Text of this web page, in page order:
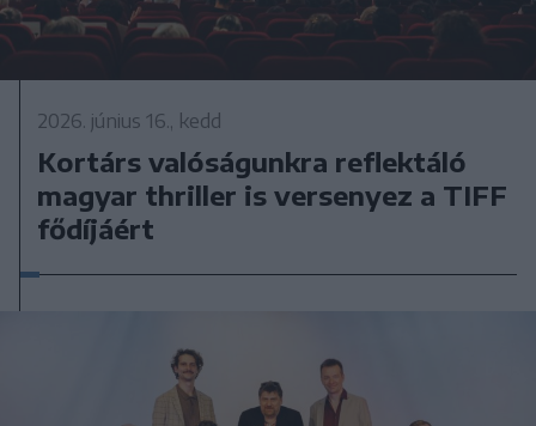
2026. június 16., kedd
Kortárs valóságunkra reflektáló
magyar thriller is versenyez a TIFF
fődíjáért